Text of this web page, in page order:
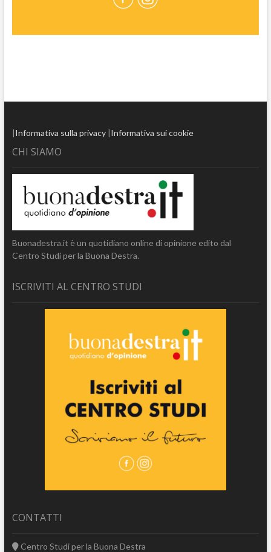
|Informativa sulla privacy|Informativa sui cookie
CHI SIAMO
Buonadestra.it è un quotidiano online di opinione edito dal
Centro Studi per la Buona Destra.
ISCRIVITI AL CENTRO STUDI
CONTATTI
Centro Studi per la Buona Destra